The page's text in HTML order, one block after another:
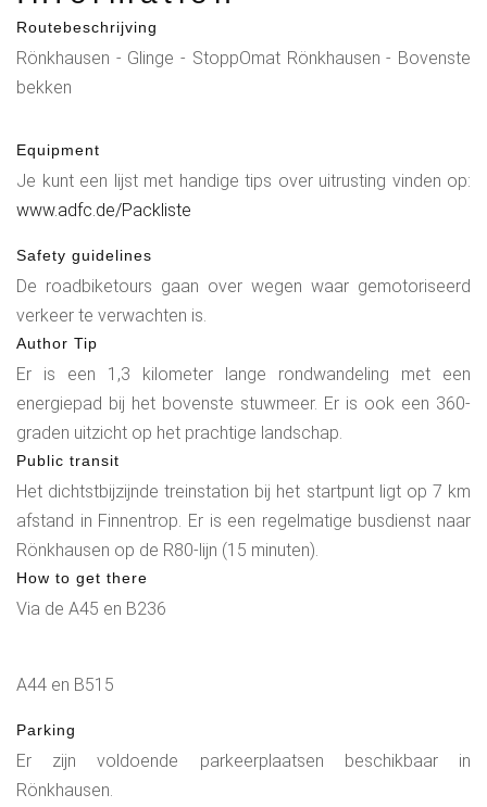
Routebeschrijving
Rönkhausen - Glinge - StoppOmat Rönkhausen - Bovenste
bekken
Equipment
Je kunt een lijst met handige tips over uitrusting vinden op:
www.adfc.de/Packliste
Safety guidelines
De roadbiketours gaan over wegen waar gemotoriseerd
verkeer te verwachten is.
Author Tip
Er is een 1,3 kilometer lange rondwandeling met een
energiepad bij het bovenste stuwmeer. Er is ook een 360-
graden uitzicht op het prachtige landschap.
Public transit
Het dichtstbijzijnde treinstation bij het startpunt ligt op 7 km
afstand in Finnentrop. Er is een regelmatige busdienst naar
Rönkhausen op de R80-lijn (15 minuten).
How to get there
Via de A45 en B236
A44 en B515
Parking
Er zijn voldoende parkeerplaatsen beschikbaar in
Rönkhausen.